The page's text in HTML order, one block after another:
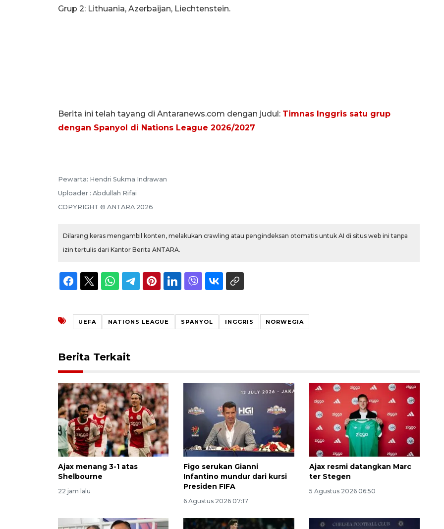
Grup 2: Lithuania, Azerbaijan, Liechtenstein.
Berita ini telah tayang di Antaranews.com dengan judul: Timnas Inggris satu grup
dengan Spanyol di Nations League 2026/2027
Pewarta: Hendri Sukma Indrawan
Uploader : Abdullah Rifai
COPYRIGHT © ANTARA 2026
Dilarang keras mengambil konten, melakukan crawling atau pengindeksan otomatis untuk AI di situs web ini tanpa
izin tertulis dari Kantor Berita ANTARA.
UEFA NATIONS LEAGUE SPANYOL INGGRIS NORWEGIA
Berita Terkait
Ajax menang 3-1 atas
Shelbourne
22 jam lalu
Figo serukan Gianni
Infantino mundur dari kursi
Presiden FIFA
6 Agustus 2026 07:17
Ajax resmi datangkan Marc
ter Stegen
5 Agustus 2026 06:50
2026-08-06 18:45:00